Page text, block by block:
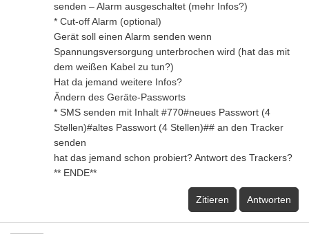
senden – Alarm ausgeschaltet (mehr Infos?)
* Cut-off Alarm (optional)
Gerät soll einen Alarm senden wenn
Spannungsversorgung unterbrochen wird (hat das mit
dem weißen Kabel zu tun?)
Hat da jemand weitere Infos?
Ändern des Geräte-Passworts
* SMS senden mit Inhalt #770#neues Passwort (4
Stellen)#altes Passwort (4 Stellen)## an den Tracker
senden
hat das jemand schon probiert? Antwort des Trackers?
** ENDE**
Zitieren Antworten